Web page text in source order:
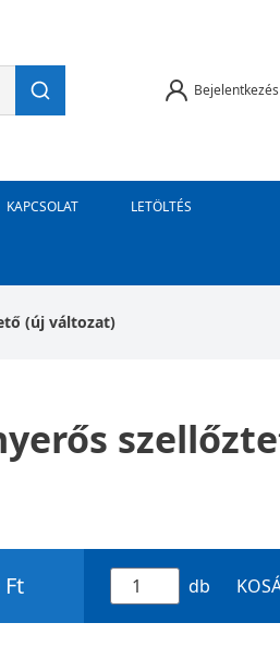
Bejelentkezés
KAPCSOLAT LETÖLTÉS
(új változat)
Ft db